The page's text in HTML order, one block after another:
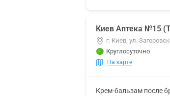
Киев Аптека №15
г. Киев, ул.
Круглосуточно
На карте
Крем-бальзам после